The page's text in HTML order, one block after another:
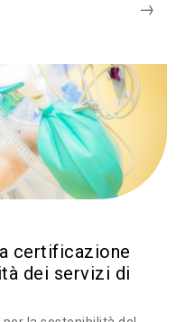
certificazione
dei servizi di